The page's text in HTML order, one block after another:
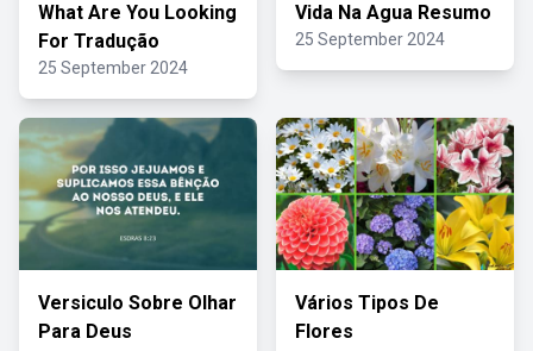
What Are You Looking
For Tradução
25 September 2024
Vida Na Agua Resumo
25 September 2024
Versiculo Sobre Olhar
Para Deus
Vários Tipos De
Flores